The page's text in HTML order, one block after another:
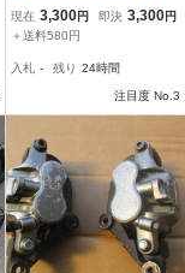
ヤマハ・YZF-R6（13S）
用リヤブレーキサポート
現在 3,300円 即決 3,300円
＋送料580円
入札 - 残り 24時間
注目度 No.3